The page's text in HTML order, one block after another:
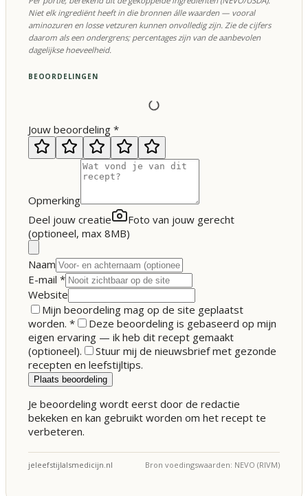
Niet elk ingrediënt heeft in die bronnen álle waarden — vooral
aminozuren en losse vetzuren kunnen onvolledig zijn. Zie de cijfers
daarom als een ondergrens; percentages zijn van de aanbevolen
dagelijkse hoeveelheid.
BEOORDELINGEN
Jouw beoordeling *
Opmerking
Deel jouw creatie
Foto van jouw gerecht
(optioneel, max 8MB)
Naam
E-mail *
Website
Mijn beoordeling mag op de site geplaatst
worden. *
Deze beoordeling is gebaseerd op mijn
eigen ervaring — ik heb dit recept gemaakt
(optioneel).
Stuur mij de nieuwsbrief met gezonde
recepten en leefstijltips.
Plaats beoordeling
Je beoordeling wordt eerst door de redactie
bekeken en kan gebruikt worden om het recept te
verbeteren.
jeleefstijlalsmedicijn.nl Bron voedingswaarden: NEVO (RIVM)